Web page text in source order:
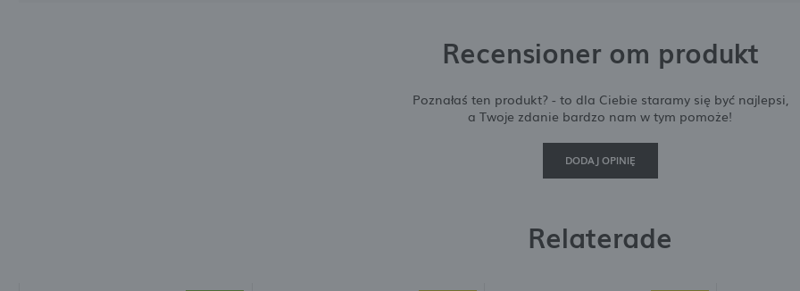
Recensioner om produkt
Poznałaś ten produkt? - to dla Ciebie staramy się być najlepsi,
a Twoje zdanie bardzo nam w tym pomoże!
DODAJ OPINIĘ
Relaterade